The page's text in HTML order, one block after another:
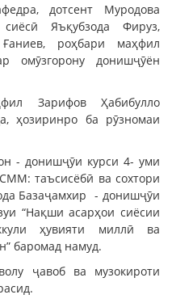
дотсент Муродова
Яъқубзода Фируз,
роҳбари маҳфил
омӯзгорону донишҷӯён
Зарифов Ҳабибулло
ҳозиринро ба рӯзномаи
- донишҷӯи курси 4- уми
таъсисёбӣ ва сохтори
Базаҷамхир - донишҷӯи
“Нақши асарҳои сиёсии
ҳувияти миллӣ ва
баромад намуд.
ҷавоб ва музокироти